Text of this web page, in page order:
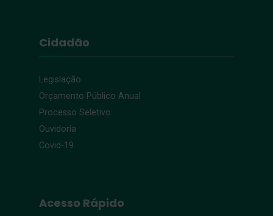
Cidadão
Legislação
Orçamento Público Anual
Processo Seletivo
Ouvidoria
Covid-19
Acesso Rápido